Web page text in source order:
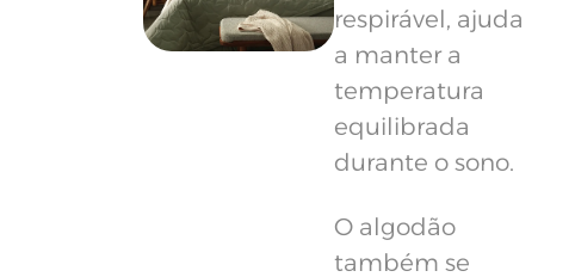
respirável, ajuda
a manter a
temperatura
equilibrada
durante o sono.
O algodão
também se